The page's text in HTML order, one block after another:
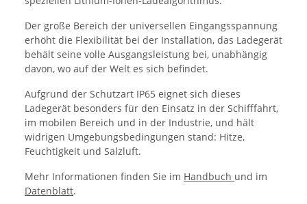
Der große Bereich der universellen Eingangsspannung
erhöht die Flexibilität bei der Installation, das Ladegerät
behält seine volle Ausgangsleistung bei, unabhängig
davon, wo auf der Welt es sich befindet.
Aufgrund der Schutzart IP65 eignet sich dieses
Ladegerät besonders für den Einsatz in der Schifffahrt,
im mobilen Bereich und in der Industrie, und hält
widrigen Umgebungsbedingungen stand: Hitze,
Feuchtigkeit und Salzluft.
Mehr Informationen finden Sie im Handbuch und im
Datenblatt.